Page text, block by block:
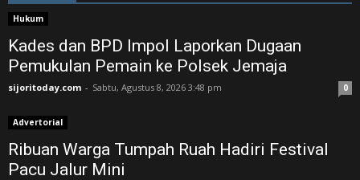
Hukum
Kades dan BPD Impol Laporkan Dugaan
Pemukulan Pemain ke Polsek Jemaja
sijoritoday.com - Sabtu, Agustus 8, 2026 3:48 pm 0
Advertorial
Ribuan Warga Tumpah Ruah Hadiri Festival
Pacu Jalur Mini